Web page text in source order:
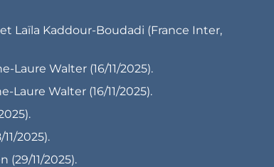
Laïla Kaddour-Boudadi (France Inter,
Laure Walter (16/11/2025).
Laure Walter (16/11/2025).
11/2025).
(29/11/2025).